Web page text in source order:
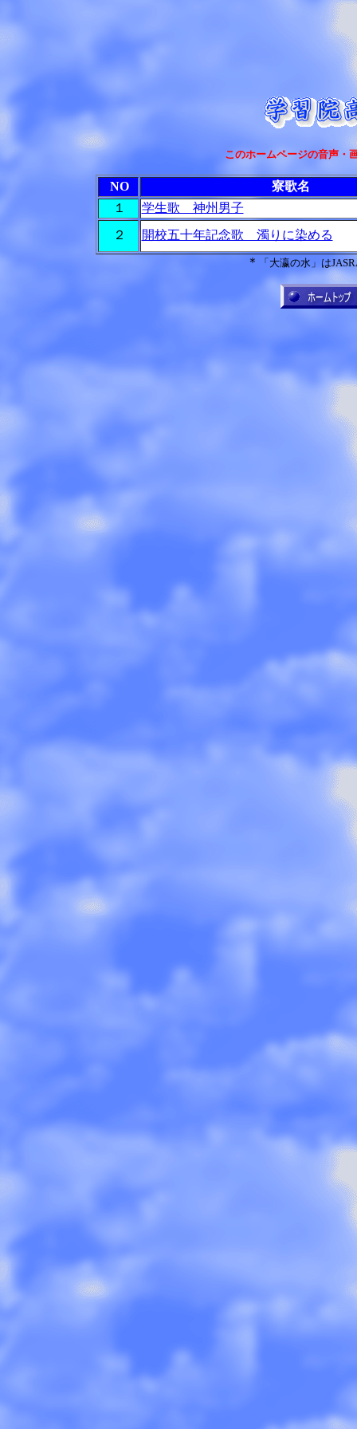
このホームページの音声・
NO
寮歌名
１
学生歌 神州男子
２
開校五十年記念歌 濁りに染める
＊
「大瀛の水」は